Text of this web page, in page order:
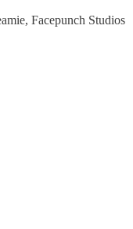
Facepunch Studios